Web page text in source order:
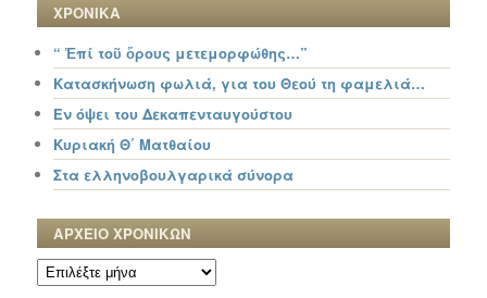
ΧΡΟΝΙΚΑ
“ Ἐπί τοῦ ὄρους μετεμορφώθης…”
Κατασκήνωση φωλιά, για του Θεού τη φαμελιά…
Εν όψει του Δεκαπενταυγούστου
Κυριακή Θ΄ Ματθαίου
Στα ελληνοβουλγαρικά σύνορα
ΑΡΧΕΙΟ ΧΡΟΝΙΚΩΝ
ΑΡΧΕΙΟ
ΧΡΟΝΙΚΩΝ